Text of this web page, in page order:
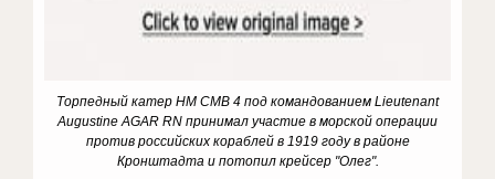
Торпедный катер HM CMB 4 под командованием Lieutenant
Augustine AGAR RN принимал участие в морской операции
против российских кораблей в 1919 году в районе
Кронштадта и потопил крейсер "Олег".